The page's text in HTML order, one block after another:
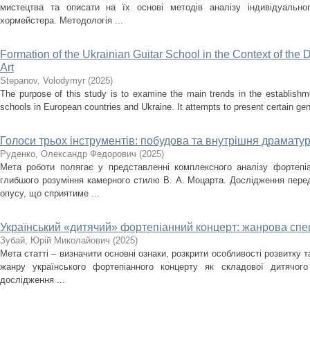
мистецтва та описати на їх основі методів аналізу
хормейстера. Методологія ...
Formation of the Ukrainian Guitar School in the Context of the
Art
Stepanov, Volodymyr (2025)
The purpose of this study is to examine the main trends in the
schools in European countries and Ukraine. It attempts to present certain
Голоси трьох інструментів: побудова та внутрішня
Руденко, Олександр Федорович (2025)
Мета роботи полягає у представленні комплексного аналізу
глибшого розуміння камерного стилю В. А. Моцарта. Дослідження
опусу, що сприятиме ...
Український «дитячий» фортепіанний концерт: жанрова
Зубай, Юрій Миколайович (2025)
Мета статті – визначити основні ознаки, розкрити особливості
жанру українського фортепіанного концерту як складової
дослідження ...